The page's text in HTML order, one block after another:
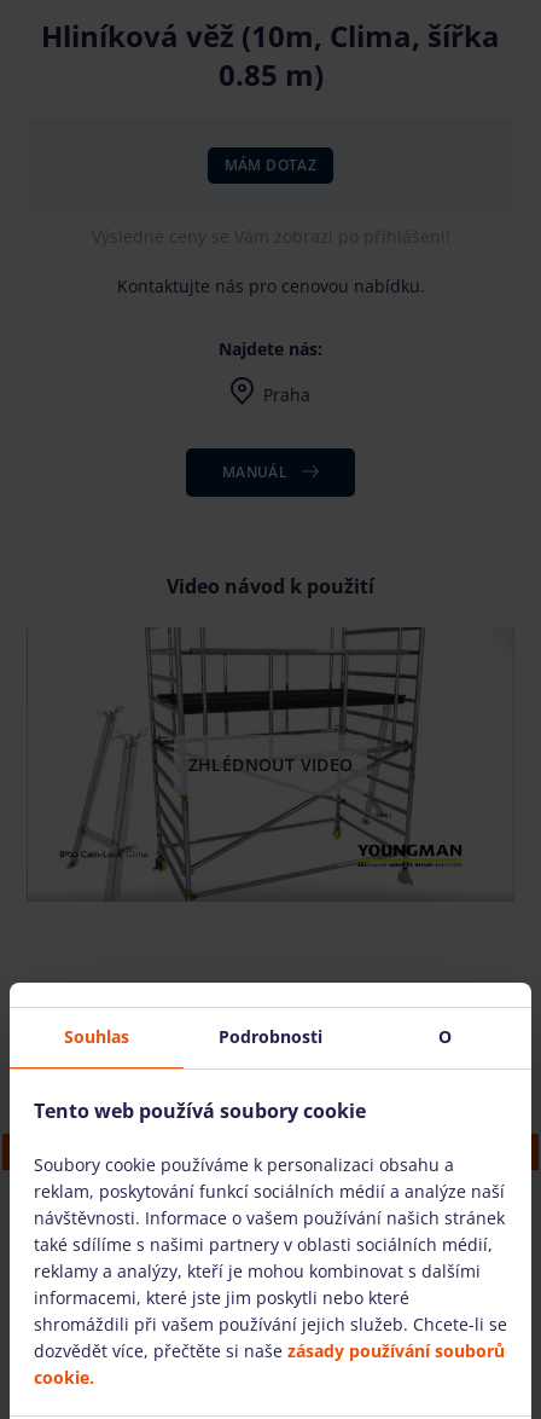
Hliníková věž (10m, Clima, šířka
0.85 m)
MÁM DOTAZ
Výsledné ceny se Vám zobrazí po přihlášení!
Kontaktujte nás pro cenovou nabídku.
Najdete nás:
Praha
MANUÁL
Video návod k použití
ZHLÉDNOUT VIDEO
Také nabízíme
Hliníková věž (12m, Clima, šířka 0.85 m)
MÁM DOTAZ
Proč si nás vybrat?
Souhlas Podrobnosti O
Tento web používá soubory cookie
Soubory cookie používáme k personalizaci obsahu a
reklam, poskytování funkcí sociálních médií a analýze naší
návštěvnosti. Informace o vašem používání našich stránek
také sdílíme s našimi partnery v oblasti sociálních médií,
reklamy a analýzy, kteří je mohou kombinovat s dalšími
informacemi, které jste jim poskytli nebo které
shromáždili při vašem používání jejich služeb. Chcete-li se
dozvědět více, přečtěte si naše zásady používání souborů
cookie.